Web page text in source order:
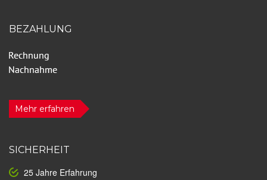
BEZAHLUNG
Mehr erfahren
SICHERHEIT
25 Jahre Erfahrung